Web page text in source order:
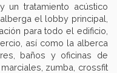
un tratamiento acústico
el lobby principal,
para todo el edificio,
así como la alberca
baños y oficinas de
zumba, crossfit